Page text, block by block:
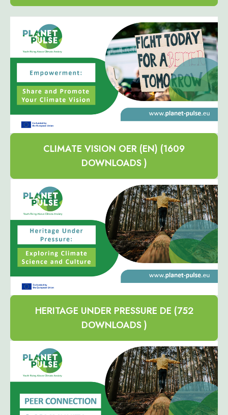
CLIMATE VISION OER (EN) (1609
DOWNLOADS )
HERITAGE UNDER PRESSURE DE (752
DOWNLOADS )